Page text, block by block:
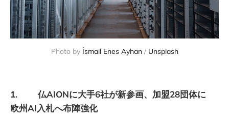
Photo by İsmail Enes Ayhan / Unsplash
1. 仏AIONに大手6社が新参画、加盟28団体に
欧州AI入札へ布陣強化